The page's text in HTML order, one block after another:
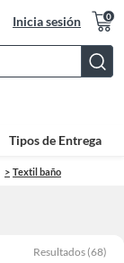
Inicia sesión 0
Bar
Tipos de Entrega
Textil baño
Resultados (68)